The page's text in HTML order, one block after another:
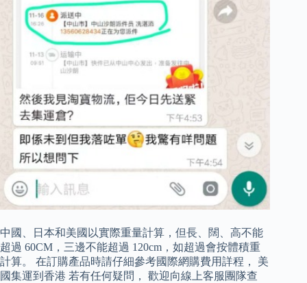
中國、日本和美國以實際重量計算，但長、闊、高不能
超過 60CM，三邊不能超過 120cm，如超過會按體積重
計算。 在訂購產品時請仔細參考國際網購費用詳程， 美
國集運到香港 若有任何疑問， 歡迎向線上客服團隊查